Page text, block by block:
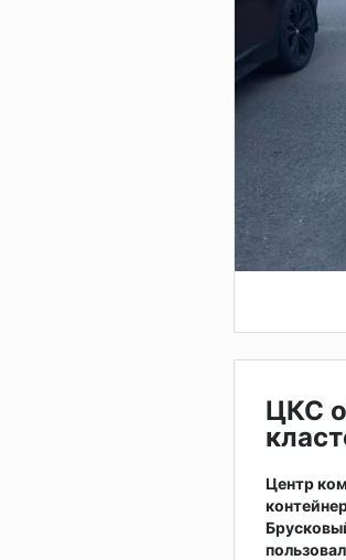
ЦКС
Центр